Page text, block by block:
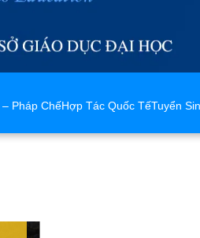
Pháp ChếHợp Tác Quốc TếTuyển